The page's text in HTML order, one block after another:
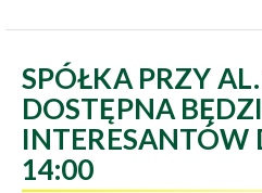
SPÓŁKA PRZY
DOSTĘPNA
INTERESANTÓW
14:00